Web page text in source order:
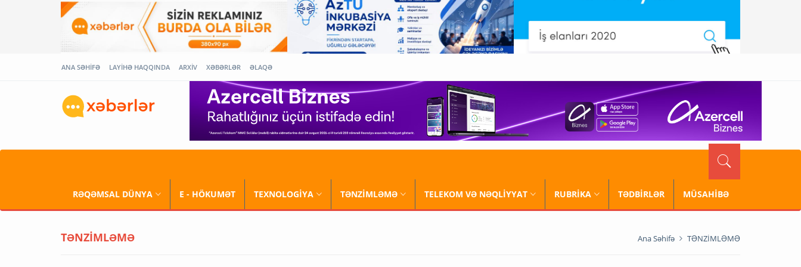
ANA SƏHİFƏ LAYİHƏ HAQQINDA ARXİV XƏBƏRLƏR ƏLAQƏ
RƏQƏMSAL DÜNYA E - HÖKUMƏT TEXNOLOGİYA TƏNZİMLƏMƏ TELEKOM VƏ NƏQLİYYAT RUBRİKA TƏDBİRLƏR MÜSAHİBƏ
TƏNZİMLƏMƏ Ana Səhifə TƏNZİMLƏMƏ